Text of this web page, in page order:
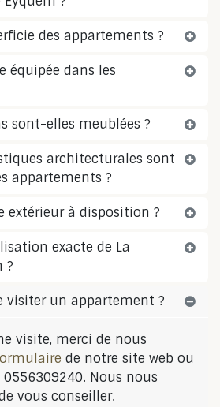
des appartements ?
équipée dans les
sont-elles meublées ?
architecturales sont
appartements ?
extérieur à disposition ?
exacte de La
?
visiter un appartement ?
visite, merci de nous
de notre site web ou
Nous nous
vous conseiller.